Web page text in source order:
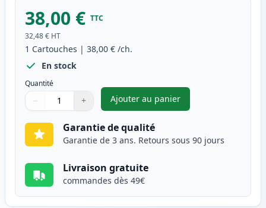
38,00 € TTC
32,48 € HT
1 Cartouches | 38,00 € /ch.
En stock
Quantité
Quantité
Utilisez les boutons pour ajuster
− +
Quantité
Ajouter au panier
,Brother DR-243CL tambour
Garantie de qualité
Garantie de 3 ans. Retours sous 90 jours
Livraison gratuite
commandes dès 49€